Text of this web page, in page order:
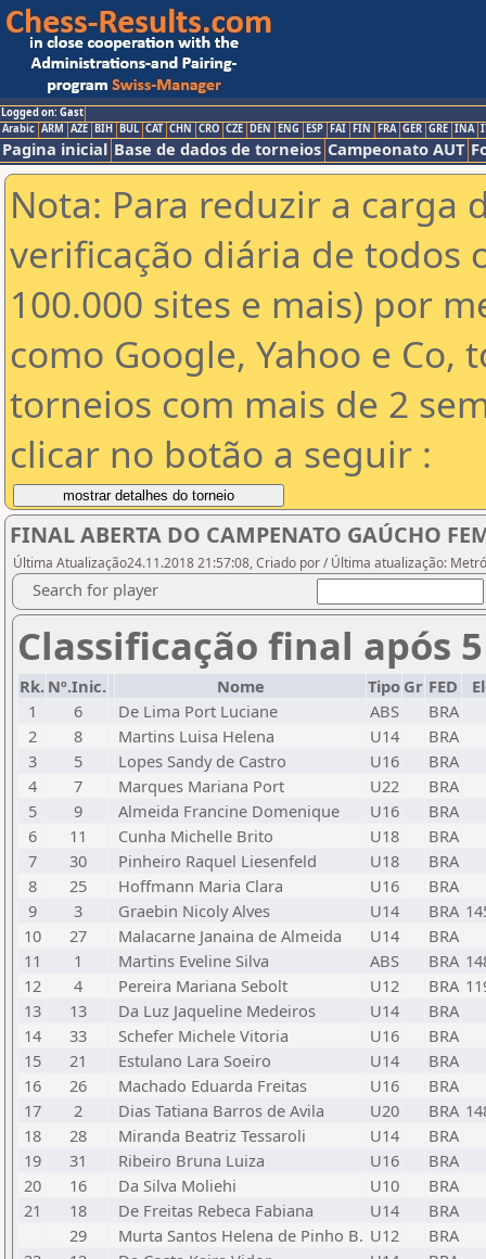
Logged on: Gast
Arabic ARM AZE BIH BUL CAT CHN CRO CZE DEN ENG ESP FAI FIN FRA GER GRE INA
Pagina inicial Base de dados de torneios Campeonato AUT
Nota: Para reduzir a carga
verificação diária de todos
100.000 sites e mais) por
como Google, Yahoo e Co,
torneios com mais de 2
clicar no botão a seguir :
FINAL ABERTA DO CAMPENATO GAÚCHO
Última Atualização24.11.2018 21:57:08, Criado por / Última atualização:
Search for player
Classificação final após
Rk. Nº.Inic. Nome Tipo Gr FED
1
6 De Lima Port Luciane ABS
BRA
2
8 Martins Luisa Helena U14
BRA
3
5 Lopes Sandy de Castro U16
BRA
4
7 Marques Mariana Port U22
BRA
5
9 Almeida Francine Domenique U16
BRA
6
11 Cunha Michelle Brito U18
BRA
7
30 Pinheiro Raquel Liesenfeld U18
BRA
8
25 Hoffmann Maria Clara U16
BRA
9
3 Graebin Nicoly Alves U14 BRA
10
27 Malacarne Janaina de Almeida U14
BRA
11
1 Martins Eveline Silva ABS BRA
12
4 Pereira Mariana Sebolt U12 BRA
13
13 Da Luz Jaqueline Medeiros U14
BRA
14
33 Schefer Michele Vitoria U16
BRA
15
21 Estulano Lara Soeiro U14
BRA
16
26 Machado Eduarda Freitas U16
BRA
17
2 Dias Tatiana Barros de Avila U20 BRA
18
28 Miranda Beatriz Tessaroli U14
BRA
19
31 Ribeiro Bruna Luiza U16
BRA
20
16 Da Silva Moliehi U10
BRA
21
18 De Freitas Rebeca Fabiana U14
BRA
29
Murta Santos Helena de Pinho B. U12
BRA